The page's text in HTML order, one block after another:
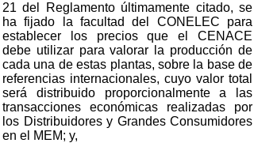
21 del Reglamento últimamente citado, se
ha fijado la facultad del CONELEC para
establecer los precios que el CENACE
debe utilizar para valorar la producción de
cada una de estas plantas, sobre la base de
referencias internacionales, cuyo valor total
será distribuido proporcionalmente a las
transacciones económicas realizadas por
los Distribuidores y Grandes Consumidores
en el MEM; y,